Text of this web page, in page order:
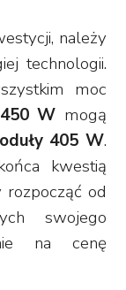
należy
technologii.
moc
W mogą
405 W.
kwestią
od
swojego
na cenę